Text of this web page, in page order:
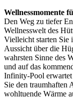
Wellnessmomente
Den Weg zu tiefer
Wellnesswelt des
Vielleicht starten Sie
Aussicht über die
wahrsten Sinne des
und auf das
Infinity-Pool erwartet
Sie den traumhaften
wohltuende Wärme